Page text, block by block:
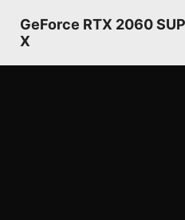
GeForce RTX 2060
X